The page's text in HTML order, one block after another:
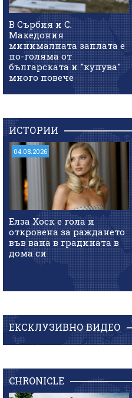
В Сърбия и С.
Македония
минималната заплата е
по-голяма от
българската и "купува"
много повече
ИСТОРИИ
04.08.2026
Елза Хоск е гола и
откровена за раждането
във вана в градината в
дома си
ЕКСКЛУЗИВНО ВИДЕО
CHRONICLE